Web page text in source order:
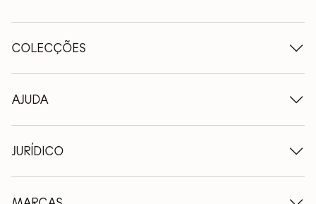
COLECÇÕES
Mesas de madeira
Tabelas extensíveis
Cadeiras de madeira
Cómodas de madeira
AJUDA
Quem somos nós
Termos e condições
Condições de entrega
Profissionais
JURÍDICO
Formas de pagamento